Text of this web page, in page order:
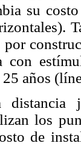
su
años
los
de